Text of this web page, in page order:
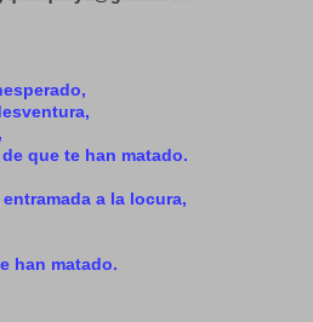
que te han matado.
a la locura,
han matado.